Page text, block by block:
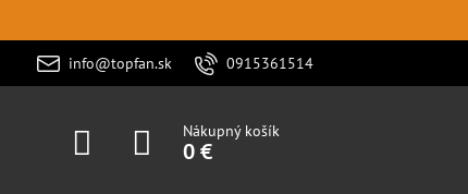
info@topfan.sk 0915361514
Nákupný košík
0 €